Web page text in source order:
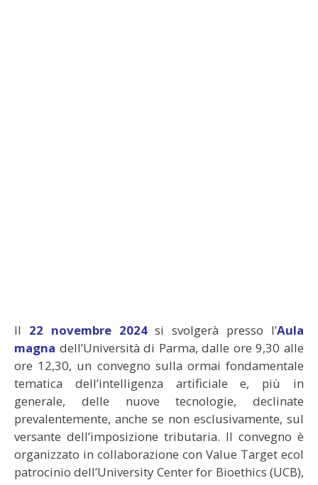
Il 22 novembre 2024 si svolgerà presso l’Aula
magna dell’Università di Parma, dalle ore 9,30 alle
ore 12,30, un convegno sulla ormai fondamentale
tematica dell’intelligenza artificiale e, più in
generale, delle nuove tecnologie, declinate
prevalentemente, anche se non esclusivamente, sul
versante dell’imposizione tributaria. Il convegno è
organizzato in collaborazione con Value Target ecol
patrocinio dell’University Center for Bioethics (UCB),